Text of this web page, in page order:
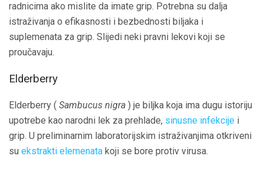
radnicima ako mislite da imate grip. Potrebna su dalja
istraživanja o efikasnosti i bezbednosti biljaka i
suplemenata za grip. Slijedi neki pravni lekovi koji se
proučavaju.
Elderberry
Elderberry ( Sambucus nigra ) je biljka koja ima dugu istoriju
upotrebe kao narodni lek za prehlade, sinusne infekcije i
grip. U preliminarnim laboratorijskim istraživanjima otkriveni
su ekstrakti elemenata koji se bore protiv virusa.